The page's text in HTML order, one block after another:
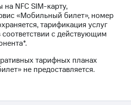
NFC SIM-карту,
«Мобильный билет», номер
тарификация услуг
с действующим
тарифных планах
не предоставляется.